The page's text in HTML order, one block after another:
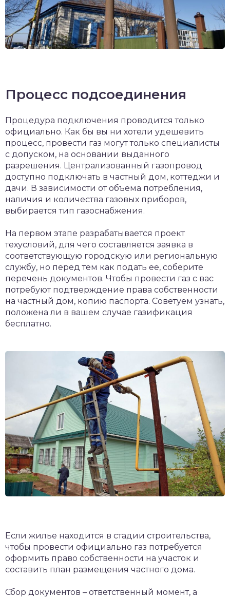
Процесс подсоединения
Процедура подключения проводится только
официально. Как бы вы ни хотели удешевить
процесс, провести газ могут только специалисты
с допуском, на основании выданного
разрешения. Централизованный газопровод
доступно подключать в частный дом, коттеджи и
дачи. В зависимости от объема потребления,
наличия и количества газовых приборов,
выбирается тип газоснабжения.
На первом этапе разрабатывается проект
техусловий, для чего составляется заявка в
соответствующую городскую или региональную
службу, но перед тем как подать ее, соберите
перечень документов. Чтобы провести газ с вас
потребуют подтверждение права собственности
на частный дом, копию паспорта. Советуем узнать,
положена ли в вашем случае газификация
бесплатно.
Если жилье находится в стадии строительства,
чтобы провести официально газ потребуется
оформить право собственности на участок и
составить план размещения частного дома.
Сбор документов – ответственный момент, а